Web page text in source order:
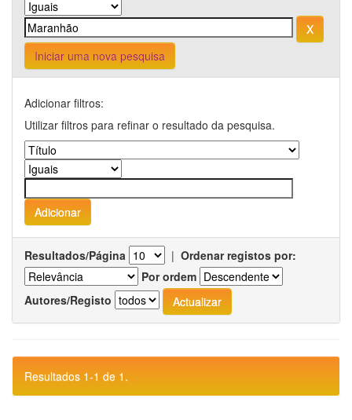
Iniciar uma nova pesquisa
Adicionar filtros:
Utilizar filtros para refinar o resultado da pesquisa.
Resultados/Página | Ordenar registos por:
Por ordem
Autores/Registo
Resultados 1-1 de 1.